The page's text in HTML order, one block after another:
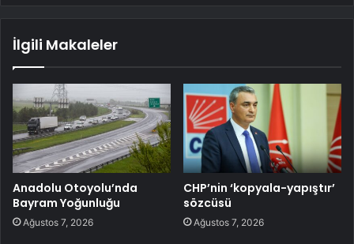
İlgili Makaleler
Anadolu Otoyolu’nda
Bayram Yoğunluğu
Ağustos 7, 2026
CHP’nin ‘kopyala-yapıştır’
sözcüsü
Ağustos 7, 2026